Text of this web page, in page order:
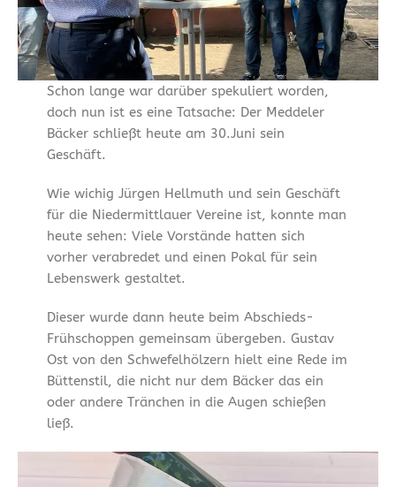
Schon lange war darüber spekuliert worden,
doch nun ist es eine Tatsache: Der Meddeler
Bäcker schließt heute am 30.Juni sein
Geschäft.
Wie wichig Jürgen Hellmuth und sein Geschäft
für die Niedermittlauer Vereine ist, konnte man
heute sehen: Viele Vorstände hatten sich
vorher verabredet und einen Pokal für sein
Lebenswerk gestaltet.
Dieser wurde dann heute beim Abschieds-
Frühschoppen gemeinsam übergeben. Gustav
Ost von den Schwefelhölzern hielt eine Rede im
Büttenstil, die nicht nur dem Bäcker das ein
oder andere Tränchen in die Augen schießen
ließ.